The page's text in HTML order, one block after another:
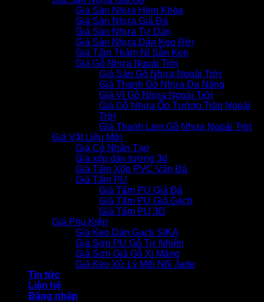
Giá Sàn Nhựa Hèm Khóa
Giá Sàn Nhựa Giả Đá
Giá Sàn Nhựa Tự Dán
Giá Sàn Nhựa Dán Keo Rời
Giá Tấm Thảm Nỉ Sẵn Keo
Giá Gỗ Nhựa Ngoài Trời
Giá Sàn Gỗ Nhựa Ngoài Trời
Giá Thanh Gỗ Nhựa Đa Năng
Giá Vỉ Gỗ Nhựa Ngoài Trời
Giá Gỗ Nhựa Ốp Tường Trần Ngoài
Trời
Giá Thanh Lam Gỗ Nhựa Ngoài Trời
Giá Vật Liệu Mới
Giá Cỏ Nhân Tạo
Giá xốp dán tường 3d
Giá Tấm Xốp PVC Vân Đá
Giá Tấm PU
Giá Tấm PU Giả Đá
Giá Tấm PU Giả Gạch
Giá Tấm PU 3D
Giá Phụ Kiện
Giá Keo Dán Gạch SIKA
Giá Sơn PU Gỗ Tự Nhiên
Giá Sơn Giả Gỗ Xi Măng
Giá Keo Xử Lý Mối Nối Jade
Tin tức
Liên hệ
Đăng nhập